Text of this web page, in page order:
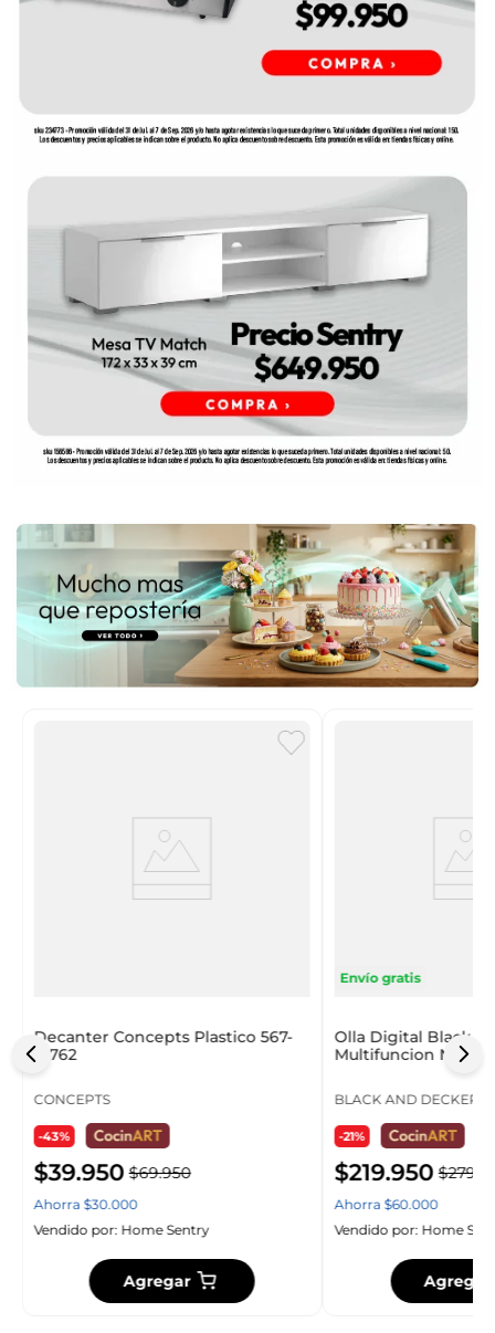
Decanter Concepts Plastico 567-
41762
CONCEPTS
-43%
$39.950 $69.950
Ahorra $30.000
Vendido por: Home Sentry
Agregar
Envío gratis
Olla Digital Black
Multifuncion Negro
BLACK AND DECKER
-21%
$219.950 $279
Ahorra$60.000
Vendido por:Home
Agregar